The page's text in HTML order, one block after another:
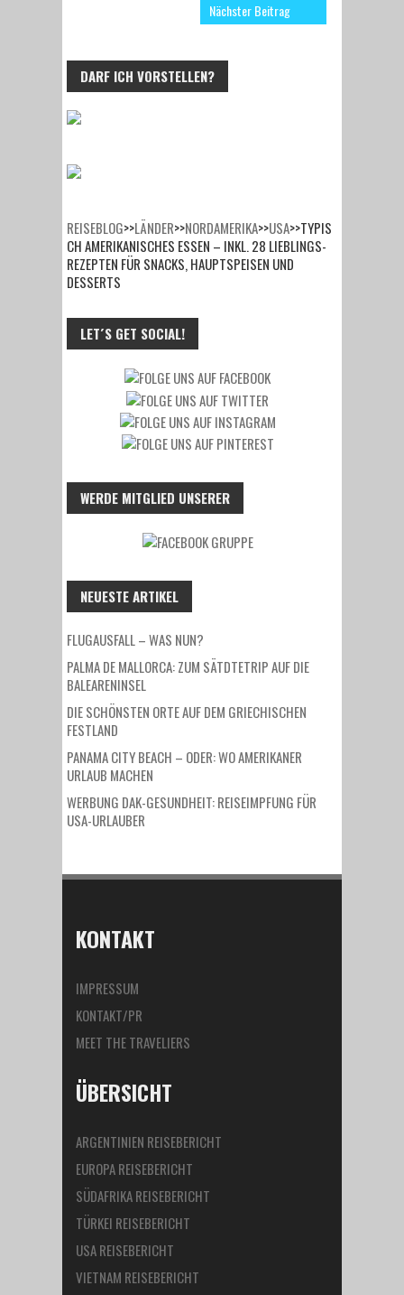
Nächster Beitrag
DARF ICH VORSTELLEN?
REISEBLOG>>LÄNDER>>NORDAMERIKA>>USA>>TYPIS
CH AMERIKANISCHES ESSEN – INKL. 28 LIEBLINGS-
REZEPTEN FÜR SNACKS, HAUPTSPEISEN UND
DESSERTS
LET´S GET SOCIAL!
WERDE MITGLIED UNSERER
NEUESTE ARTIKEL
FLUGAUSFALL – WAS NUN?
PALMA DE MALLORCA: ZUM SÄTDTETRIP AUF DIE
BALEARENINSEL
DIE SCHÖNSTEN ORTE AUF DEM GRIECHISCHEN
FESTLAND
PANAMA CITY BEACH – ODER: WO AMERIKANER
URLAUB MACHEN
WERBUNG DAK-GESUNDHEIT: REISEIMPFUNG FÜR
USA-URLAUBER
KONTAKT
IMPRESSUM
KONTAKT/PR
MEET THE TRAVELIERS
ÜBERSICHT
ARGENTINIEN REISEBERICHT
EUROPA REISEBERICHT
SÜDAFRIKA REISEBERICHT
TÜRKEI REISEBERICHT
USA REISEBERICHT
VIETNAM REISEBERICHT